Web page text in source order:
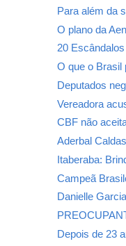
Para além da
O plano da
20
O que o Brasil
Deputados
Vereadora
CBF não
Aderbal
Itaberaba:
Campeã
Danielle
Depois de 23